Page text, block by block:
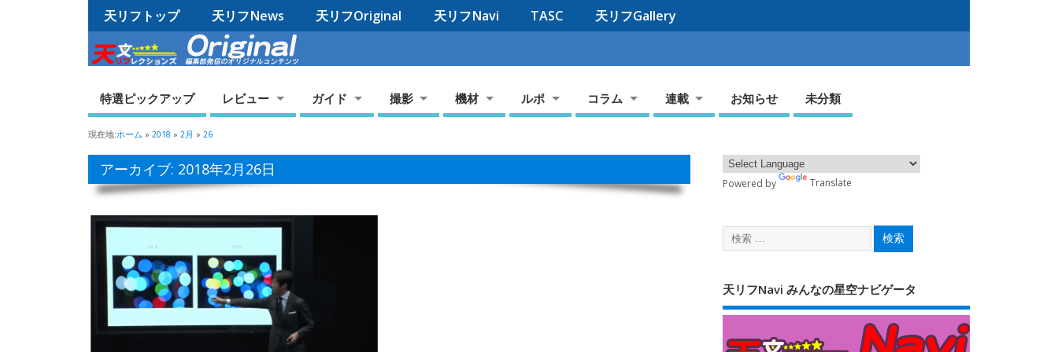
天リフトップ 天リフNews 天リフOriginal 天リフNavi TASC 天リフGallery
特選ピックアップ レビュー ガイド 撮影 機材 ルポ コラム 連載 お知らせ 未分類
現在地:ホーム » 2018 » 2月 » 26
アーカイブ: 2018年2月26日
Powered by Translate
天リフNavi みんなの星空ナビゲータ